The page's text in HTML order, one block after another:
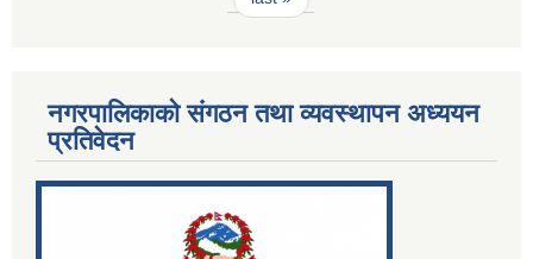
नगरपालिकाको संगठन तथा व्यवस्थापन अध्ययन
प्रतिवेदन